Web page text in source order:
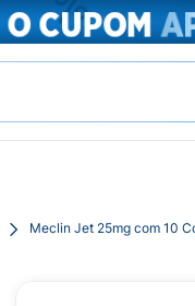
Meclin Jet 25mg com 10